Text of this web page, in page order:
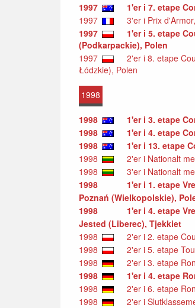
1997
1'er i 7. etape
1997
3'er i Prix d'Armor,
1997
1'er i 5. etape
(Podkarpackie), Polen
1997
2'er i 8. etape
Łódzkie), Polen
1998
1998
1'er i 3. etape
1998
1'er i 4. etape
1998
1'er i 13. etape
1998
2'er i Nationalt
1998
3'er i Nationalt
1998
1'er i 1. etape
Poznań (Wielkopolskie),
1998
1'er i 4. etape
Jested (Liberec), Tjekkiet
1998
2'er i 2. etape
1998
2'er i 5. etape
1998
2'er i 3. etape
1998
1'er i 4. etape
1998
2'er i 6. etape
1998
2'er i